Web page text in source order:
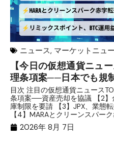
ニュース, マーケットニュ
【今日の仮想通貨ニュ
理条項案──日本でも規
目次 注目の仮想通貨ニュース
条項案──資産売却を協議 【2
庫制限を要請 【3】JPX、業態
【4】MARAとクリーンスパー
2026年 8月 7日